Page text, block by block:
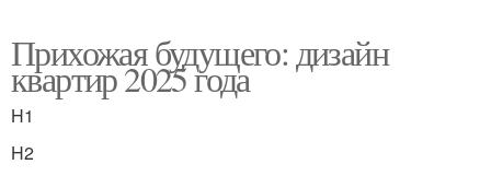
Прихожая будущего: дизайн
квартир 2025 года
H1
H2